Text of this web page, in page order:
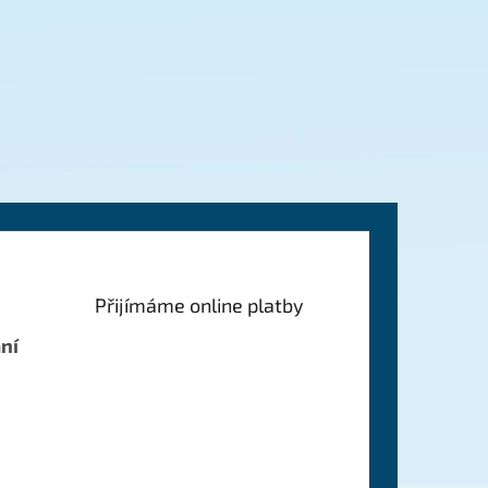
Přijímáme online platby